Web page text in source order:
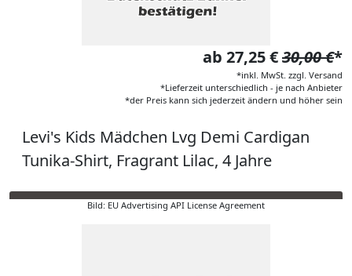
ab 27,25 €30,00 €*
*inkl. MwSt. zzgl. Versand
*Lieferzeit unterschiedlich - je nach Anbieter
*der Preis kann sich jederzeit ändern und höher sein
Levi's Kids Mädchen Lvg Demi Cardigan
Tunika-Shirt, Fragrant Lilac, 4 Jahre
Bild: EU Advertising API License Agreement